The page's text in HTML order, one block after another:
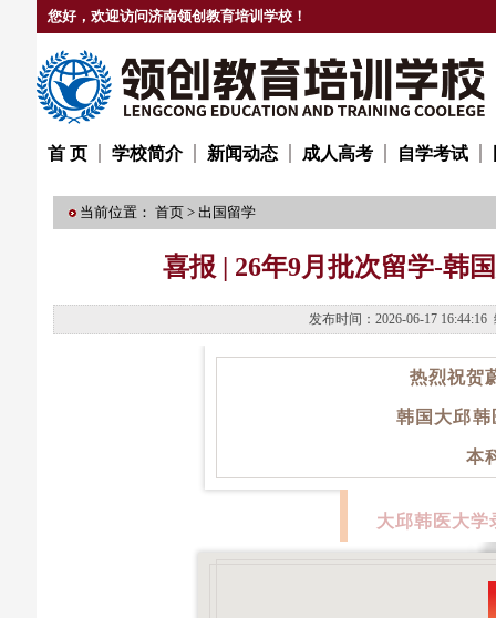
您好，欢迎访问济南领创教育培训学校！
首 页 学校简介 新闻动态 成人高考 自学考试
当前位置： 首页 > 出国留学
喜报 | 26年9月批次留学-韩
发布时间：2026-06-17
热烈祝贺
韩国 大邱韩
本
大邱韩医大学